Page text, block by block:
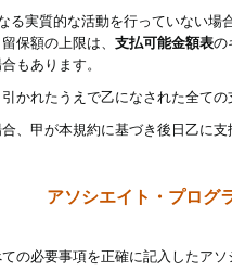
る実質的な活動を行っていない
保額の上限は、 支払可能金額表の
もあります。
かれたうえで乙になされた全て
、甲が本規約に基づき後日乙に
アソシエイト・プログ
の必要事項を正確に記入したア